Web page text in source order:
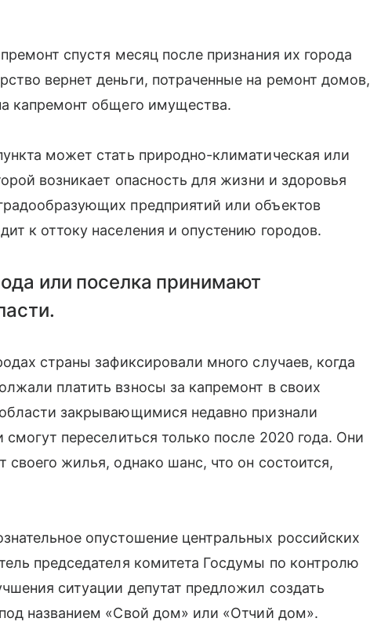
спустя месяц после признания их города
вернет деньги, потраченные на ремонт домов,
капремонт общего имущества.
может стать природно-климатическая или
возникает опасность для жизни и здоровья
предприятий или объектов
к оттоку населения и опустению городов.
или поселка принимают
страны зафиксировали много случаев, когда
платить взносы за капремонт в своих
закрывающимися недавно признали
переселиться только после 2020 года. Они
жилья, однако шанс, что он состоится,
опустошение центральных российских
председателя комитета Госдумы по контролю
ситуации депутат предложил создать
названием «Свой дом» или «Отчий дом».